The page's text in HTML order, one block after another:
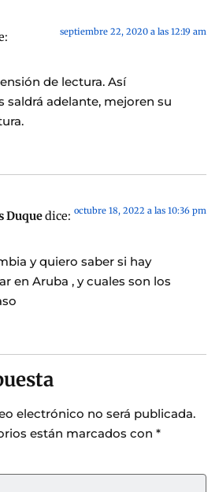
septiembre 22, 2020 a las 12:19 am
de lectura. Así
saldrá adelante, mejoren su
Duquedice: octubre 18, 2022 a las 10:36 pm
y quiero saber si hay
en Aruba , y cuales son los
electrónico no será publicada.
están marcados con *